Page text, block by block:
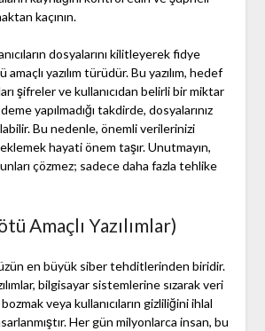
kaçının.
dosyalarını kilitleyerek fidye
yazılım türüdür. Bu yazılım, hedef
şifreler ve kullanıcıdan belirli bir miktar
yapılmadığı takdirde, dosyalarınız
Bu nedenle, önemli verilerinizi
hayati önem taşır. Unutmayın,
çözmez; sadece daha fazla tehlike
Amaçlı Yazılımlar)
en büyük siber tehditlerinden biridir.
bilgisayar sistemlerine sızarak veri
veya kullanıcıların gizliliğini ihlal
Her gün milyonlarca insan, bu